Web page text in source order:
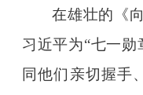
在雄壮的《
习近平为“七一
同他们亲切握手